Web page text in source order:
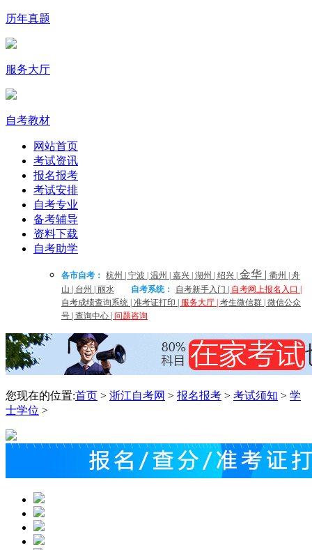
历年真题
服务大厅
自考教材
网站首页
考试资讯
报名报考
考试安排
自考专业
备考辅导
资料下载
自考助学
各市自考： 杭州 宁波 温州 嘉兴 湖州 绍兴 金华 | 衢州
舟
山
台州 丽水 自考系统： 自考新手入门 自考网上报名入口
自考成绩查询系统 准考证打印 服务大厅 考生微信群 微信公众
号 查询中心 问题咨询
您现在的位置:首页 > 浙江自考网 > 报名报考 > 考试须知 > 学
士学位 >